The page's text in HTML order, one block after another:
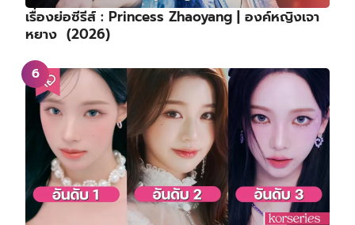
เรื่องย่อซีรีส์ : Princess Zhaoyang | องค์หญิงเจา
หยาง (2026)